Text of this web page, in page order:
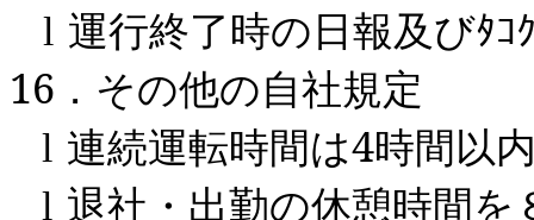
l 運行終了時の日報及びﾀ
16 ．その他の自社規定
l 連続運転時間は4時間以
l 退社・出勤の休憩時間を